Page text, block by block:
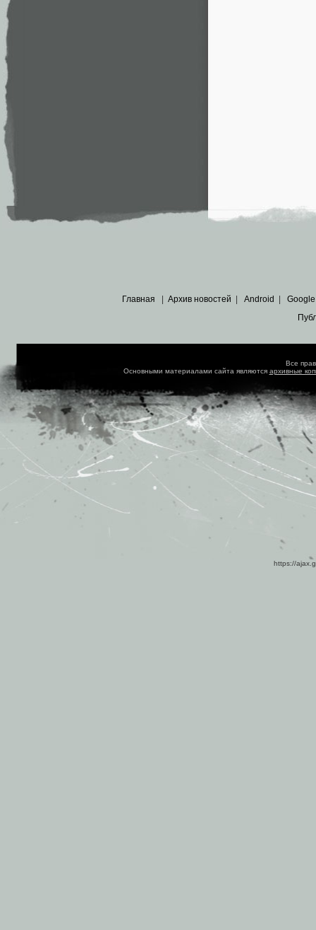
Главная Архив новостей Android Google
Все
Основными материалами сайта являются архивные
https://